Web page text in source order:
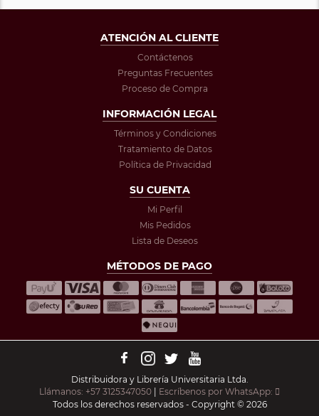
ATENCIÓN AL CLIENTE
Contáctenos
Preguntas Frecuentes
Proceso de Compra
INFORMACIÓN LEGAL
Términos y Condiciones
Tratamiento de Datos
Política de Privacidad
SU CUENTA
Mi Perfil
Mis Pedidos
Lista de Deseos
MÉTODOS DE PAGO
Distribuidora y Librería Universitaria Ltda.
Llámanos: +57 3125347050 | Escríbenos por WhatsApp:
Todos los derechos reservados - Copyright © 2026